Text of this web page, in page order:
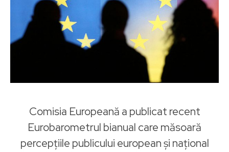
Comisia Europeană a publicat recent
Eurobarometrul bianual care măsoară
percepțiile publicului european şi național